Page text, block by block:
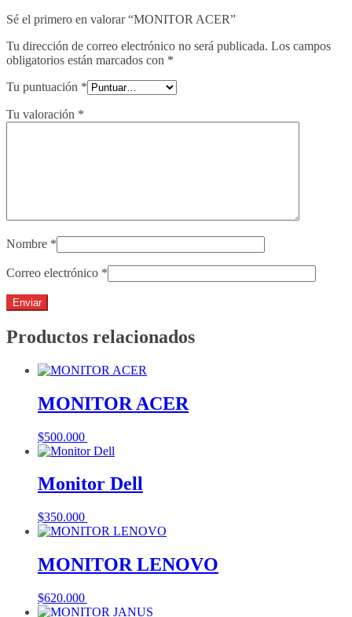
Sé el primero en valorar “MONITOR ACER”
Tu dirección de correo electrónico no será publicada. Los campos
obligatorios están marcados con *
Tu puntuación *
Tu valoración *
Nombre *
Correo electrónico *
Productos relacionados
MONITOR ACER
$500.000
Monitor Dell
$350.000
MONITOR LENOVO
$620.000